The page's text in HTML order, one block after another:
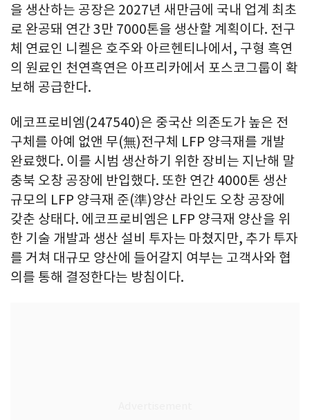
을 생산하는 공장은 2027년 새만금에 국내 업계 최초
로 완공돼 연간 3만 7000톤을 생산할 계획이다. 전구
체 연료인 니켈은 호주와 아르헨티나에서, 구형 흑연
의 원료인 천연흑연은 아프리카에서 포스코그룹이 확
보해 공급한다.
에코프로비엠(247540)은 중국산 의존도가 높은 전
구체를 아예 없앤 무(無)전구체 LFP 양극재를 개발
완료했다. 이를 시범 생산하기 위한 장비는 지난해 말
충북 오창 공장에 반입했다. 또한 연간 4000톤 생산
규모의 LFP 양극재 준(準)양산 라인도 오창 공장에
갖춘 상태다. 에코프로비엠은 LFP 양극재 양산을 위
한 기술 개발과 생산 설비 투자는 마쳤지만, 추가 투자
를 거쳐 대규모 양산에 들어갈지 여부는 고객사와 협
의를 통해 결정한다는 방침이다.